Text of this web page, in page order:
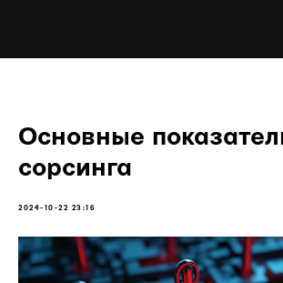
Основные
сорсинга
2024-10-22 23:16